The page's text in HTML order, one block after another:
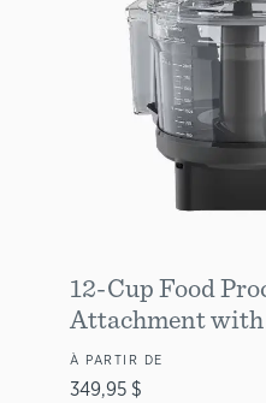
12-Cup Food
Attachment
À PARTIR DE
349,95 $